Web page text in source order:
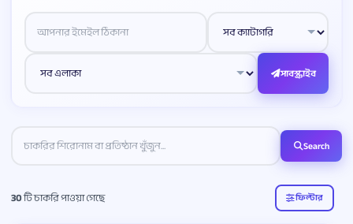
Website
সাবস্ক্রাইব
Search
30টি চাকরি পাওয়া গেছে ফিল্টার